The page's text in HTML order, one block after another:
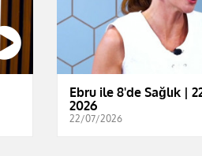
Ebru ile 8'de Sağlık |
2026
22/07/2026